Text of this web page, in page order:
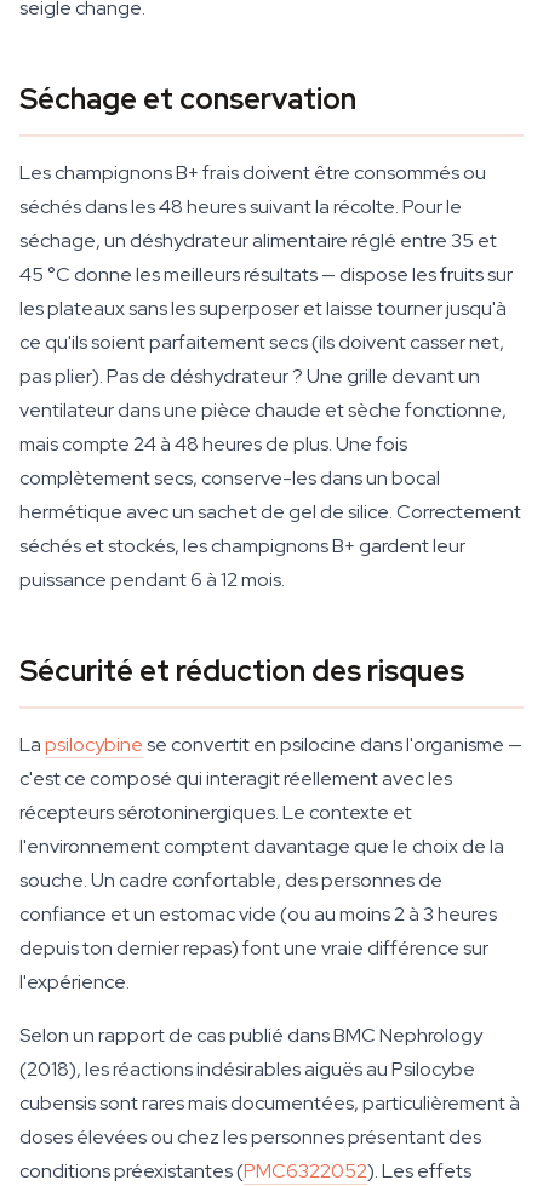
seigle change.
Séchage et conservation
Les champignons B+ frais doivent être consommés ou
séchés dans les 48 heures suivant la récolte. Pour le
séchage, un déshydrateur alimentaire réglé entre 35 et
45 °C donne les meilleurs résultats — dispose les fruits sur
les plateaux sans les superposer et laisse tourner jusqu'à
ce qu'ils soient parfaitement secs (ils doivent casser net,
pas plier). Pas de déshydrateur ? Une grille devant un
ventilateur dans une pièce chaude et sèche fonctionne,
mais compte 24 à 48 heures de plus. Une fois
complètement secs, conserve-les dans un bocal
hermétique avec un sachet de gel de silice. Correctement
séchés et stockés, les champignons B+ gardent leur
puissance pendant 6 à 12 mois.
Sécurité et réduction des risques
Lapsilocybinese convertit en psilocine dans l'organisme —
c'est ce composé qui interagit réellement avec les
récepteurs sérotoninergiques. Le contexte et
l'environnement comptent davantage que le choix de la
souche. Un cadre confortable, des personnes de
confiance et un estomac vide (ou au moins 2 à 3 heures
depuis ton dernier repas) font une vraie différence sur
l'expérience.
Selon un rapport de cas publié dans BMC Nephrology
(2018), les réactions indésirables aiguës au Psilocybe
cubensis sont rares mais documentées, particulièrement à
doses élevées ou chez les personnes présentant des
conditions préexistantes (PMC6322052). Les effets